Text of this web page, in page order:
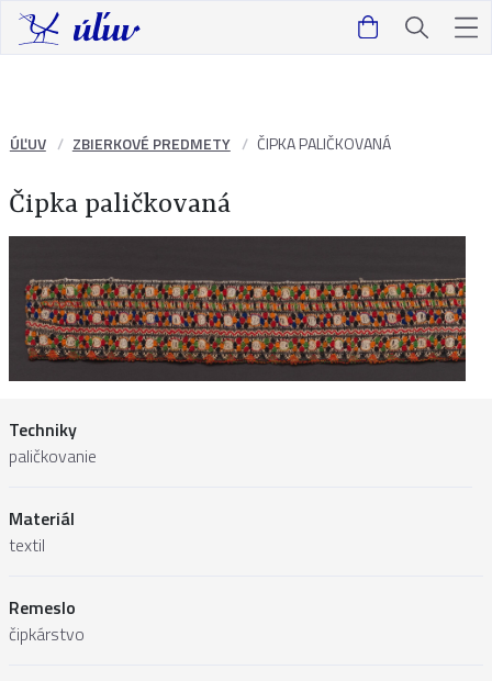
ÚĽUV ZBIERKOVÉ PREDMETY ČIPKA PALIČKOVANÁ
Čipka paličkovaná
Techniky
paličkovanie
Materiál
textil
Remeslo
čipkárstvo